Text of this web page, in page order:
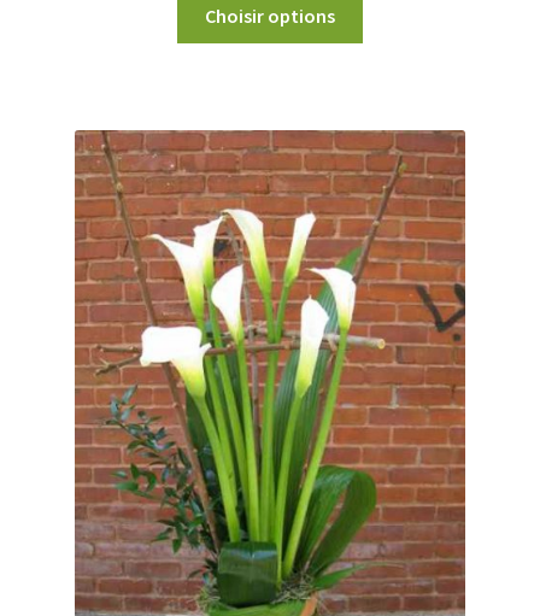
Choisir options